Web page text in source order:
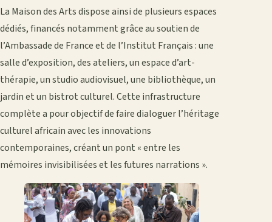
La Maison des Arts dispose ainsi de plusieurs espaces
dédiés, financés notamment grâce au soutien de
l’Ambassade de France et de l’Institut Français : une
salle d’exposition, des ateliers, un espace d’art-
thérapie, un studio audiovisuel, une bibliothèque, un
jardin et un bistrot culturel. Cette infrastructure
complète a pour objectif de faire dialoguer l’héritage
culturel africain avec les innovations
contemporaines, créant un pont « entre les
mémoires invisibilisées et les futures narrations ».